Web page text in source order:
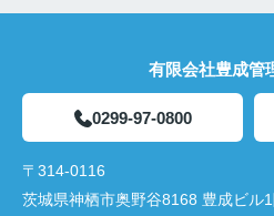
有限会社豊成管
0299-97-0800
〒314-0116
茨城県神栖市奥野谷8168 豊成ビル